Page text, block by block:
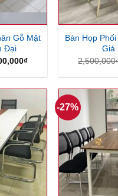
Gỗ Mặt
Đại
₫Giá
tại
2,000,000₫.
Bàn Họp
Giá
2,500,000
-27%